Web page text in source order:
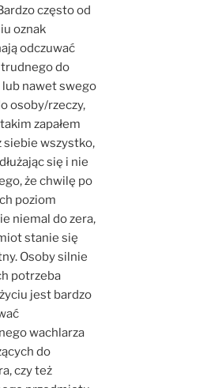
często od
oznak
odczuwać
do
nawet swego
osoby/rzeczy,
zapałem
siebie wszystko,
się i nie
że chwilę po
poziom
niemal do zera,
stanie się
Osoby silnie
potrzeba
jest bardzo
wachlarza
do
czy też